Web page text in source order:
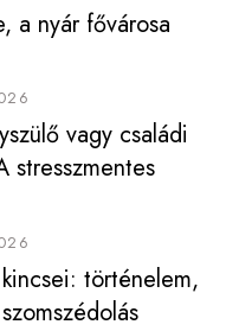
a nyár fővárosa
vagy családi
stresszmentes
történelem,